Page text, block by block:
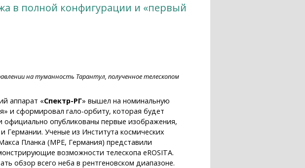
в полной конфигурации и «первый
на туманность Тарантул, полученное телескопом
аппарат «Спектр-РГ» вышел на номинальную
и сформировал гало-орбиту, которая будет
официально опубликованы первые изображения,
Германии. Ученые из Института космических
Планка (MPE, Германия) представили
возможности телескопа eROSITA.
обзор всего неба в рентгеновском диапазоне.